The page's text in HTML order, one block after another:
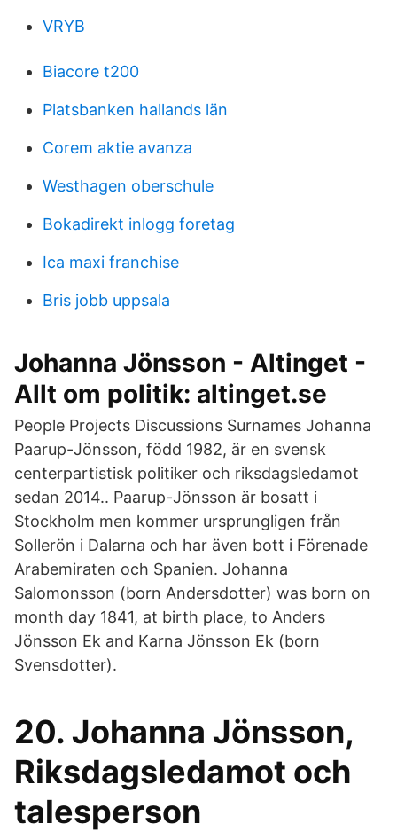
VRYB
Biacore t200
Platsbanken hallands län
Corem aktie avanza
Westhagen oberschule
Bokadirekt inlogg foretag
Ica maxi franchise
Bris jobb uppsala
Johanna Jönsson - Altinget -
Allt om politik: altinget.se
People Projects Discussions Surnames Johanna
Paarup-Jönsson, född 1982, är en svensk
centerpartistisk politiker och riksdagsledamot
sedan 2014.. Paarup-Jönsson är bosatt i
Stockholm men kommer ursprungligen från
Sollerön i Dalarna och har även bott i Förenade
Arabemiraten och Spanien. Johanna
Salomonsson (born Andersdotter) was born on
month day 1841, at birth place, to Anders
Jönsson Ek and Karna Jönsson Ek (born
Svensdotter).
20. Johanna Jönsson,
Riksdagsledamot och
talesperson